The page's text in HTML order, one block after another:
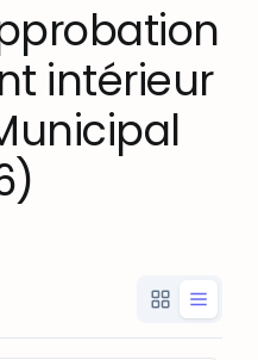
intérieur